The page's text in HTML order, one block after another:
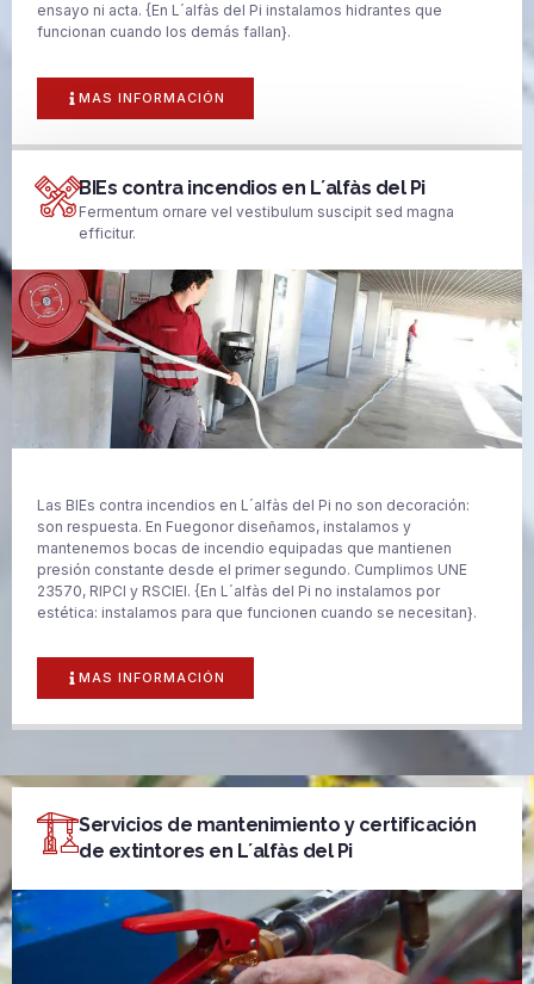
ensayo ni acta. {En L´alfàs del Pi instalamos hidrantes que
funcionan cuando los demás fallan}.
MAS INFORMACIÓN
BIEs contra incendios en L´alfàs del Pi
Fermentum ornare vel vestibulum suscipit sed magna
efficitur.
Las BIEs contra incendios en L´alfàs del Pi no son decoración:
son respuesta. En Fuegonor diseñamos, instalamos y
mantenemos bocas de incendio equipadas que mantienen
presión constante desde el primer segundo. Cumplimos UNE
23570, RIPCI y RSCIEI. {En L´alfàs del Pi no instalamos por
estética: instalamos para que funcionen cuando se necesitan}.
MAS INFORMACIÓN
Servicios de mantenimiento y certificación
de extintores en L´alfàs del Pi